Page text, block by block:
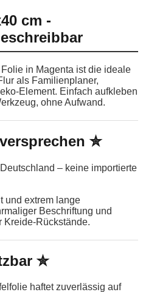
cm -
in Magenta ist die ideale
als Familienplaner,
Element. Einfach aufkleben
ohne Aufwand.
✮
– keine importierte
und extrem lange
Beschriftung und
Kreide-Rückstände.
✮
haftet zuverlässig auf